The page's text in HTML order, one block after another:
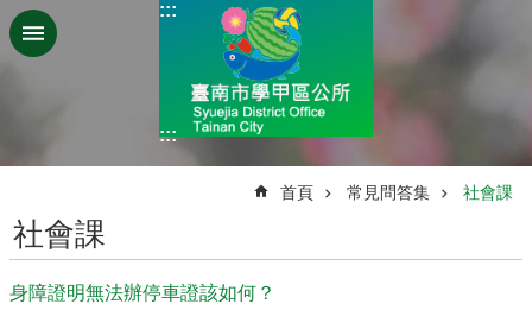
跳到主要內容區塊
:::
:::
首頁 常見問答集 社會課
社會課
身障證明無法辦停車證該如何？